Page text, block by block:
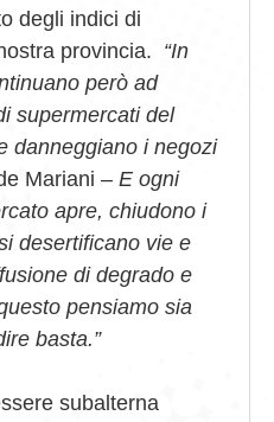
degli indici di
provincia. “In
però ad
supermercati del
danneggiano i negozi
Mariani – E ogni
apre, chiudono i
desertificano vie e
di degrado e
pensiamo sia
basta.”
subalterna